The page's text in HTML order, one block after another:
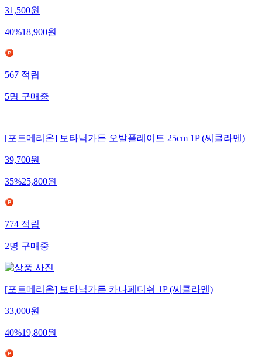
31,500원
40%18,900원
567 적립
5명 구매중
[포트메리온] 보타닉가든 오발플레이트 25cm 1P (씨클라멘)
39,700원
35%25,800원
774적립
2명구매중
[포트메리온] 보타닉가든 카나페디쉬 1P (씨클라멘)
33,000원
40%19,800원